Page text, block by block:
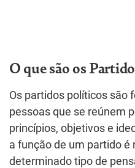
O que são os
Os partidos políticos são
pessoas que se reúnem
princípios, objetivos e
a função de um partido é
determinado tipo de